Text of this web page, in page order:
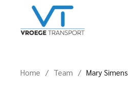
Home Team Mary Simens